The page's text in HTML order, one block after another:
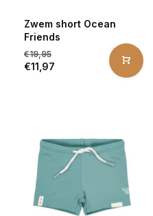
Zwem short Ocean
Friends
€19,95
€11,97